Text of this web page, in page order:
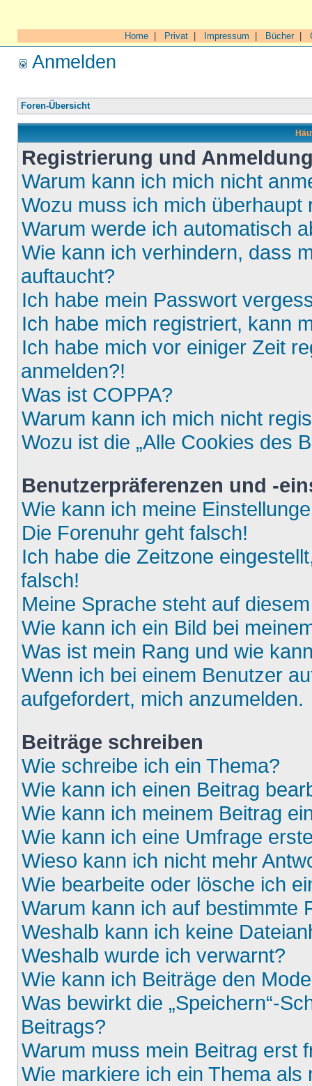
Home Privat Impressum Bücher|
Anmelden
Foren-Übersicht
Registrierung und
Warum kann ich mich nicht
Wozu muss ich mich überhaupt
Warum werde ich automatisch
Wie kann ich verhindern, dass
auftaucht?
Ich habe mein Passwort
Ich habe mich registriert, kann
Ich habe mich vor einiger Zeit
anmelden?!
Was ist COPPA?
Warum kann ich mich nicht
Wozu ist die „Alle Cookies des
Benutzerpräferenzen und -
Wie kann ich meine
Die Forenuhr geht falsch!
Ich habe die Zeitzone
falsch!
Meine Sprache steht auf
Wie kann ich ein Bild bei
Was ist mein Rang und wie
Wenn ich bei einem Benutzer
aufgefordert, mich anzumelden.
Beiträge schreiben
Wie schreibe ich ein Thema?
Wie kann ich einen Beitrag
Wie kann ich meinem Beitrag
Wie kann ich eine Umfrage
Wieso kann ich nicht mehr
Wie bearbeite oder lösche ich
Warum kann ich auf bestimmte
Weshalb kann ich keine
Weshalb wurde ich verwarnt?
Wie kann ich Beiträge den
Was bewirkt die „Speichern“-
Beitrags?
Warum muss mein Beitrag erst
Wie markiere ich ein Thema als